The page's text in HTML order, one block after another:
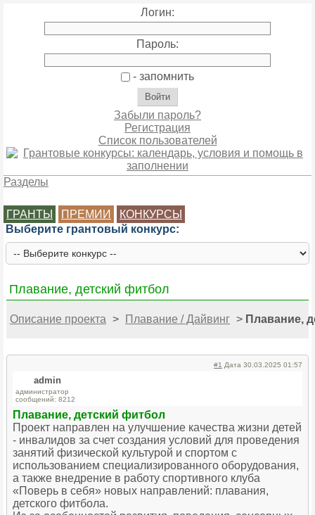
Логин:
Пароль:
- запомнить
Забыли пароль?
Регистрация
Список пользователей
Разделы
ГРАНТЫ ПРЕМИИ
КОНКУРСЫ
Выберите грантовый конкурс:
Плавание, детский фитбол
Описание проекта > Плавание / Дайвинг > Плавание,
#1 Дата 30.03.2025 01:57
admin
администратор
сообщений: 8212
Плавание, детский фитбол
Проект направлен на улучшение качества жизни детей
- инвалидов за счет создания условий для проведения
занятий физической культурой и спортом с
использованием специализированного оборудования,
а также внедрение в работу спортивного клуба
«Поверь в себя» новых направлений: плавания,
детского фитбола.